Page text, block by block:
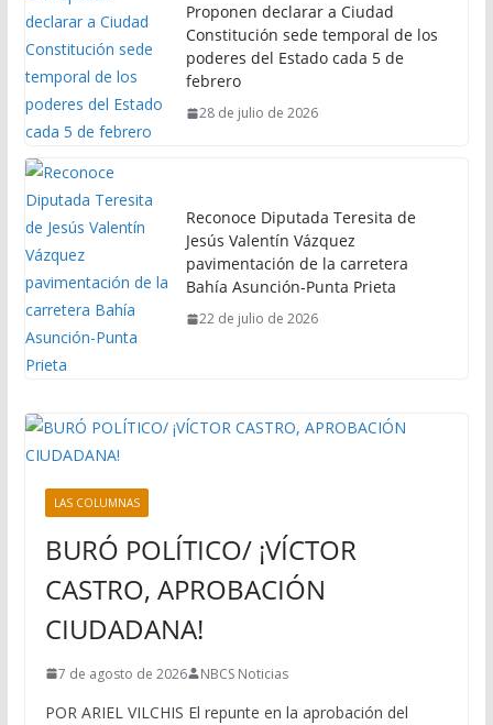
Proponen declarar a Ciudad
Constitución sede temporal de los
poderes del Estado cada 5 de
febrero
28 de julio de 2026
Reconoce Diputada Teresita de
Jesús Valentín Vázquez
pavimentación de la carretera
Bahía Asunción-Punta Prieta
22 de julio de 2026
LAS COLUMNAS
BURÓ POLÍTICO/ ¡VÍCTOR
CASTRO, APROBACIÓN
CIUDADANA!
7 de agosto de 2026 NBCS Noticias
POR ARIEL VILCHIS El repunte en la aprobación del